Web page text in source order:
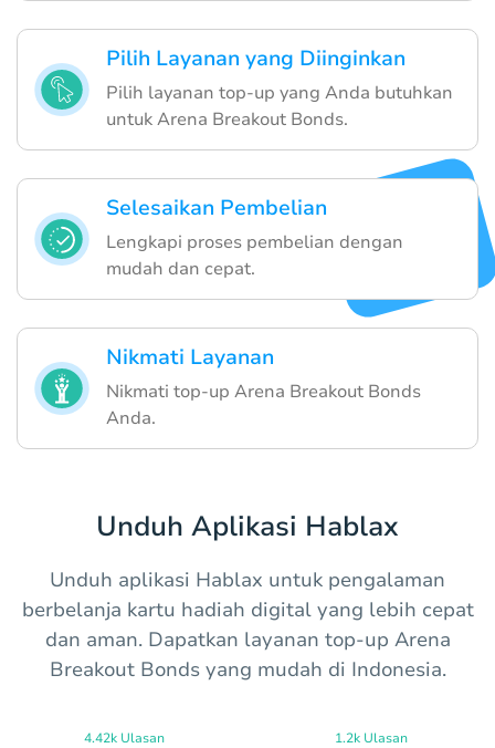
Pilih Layanan yang Diinginkan
Pilih layanan top-up yang Anda butuhkan
untuk Arena Breakout Bonds.
Selesaikan Pembelian
Lengkapi proses pembelian dengan
mudah dan cepat.
Nikmati Layanan
Nikmati top-up Arena Breakout Bonds
Anda.
Unduh Aplikasi Hablax
Unduh aplikasi Hablax untuk pengalaman
berbelanja kartu hadiah digital yang lebih cepat
dan aman. Dapatkan layanan top-up Arena
Breakout Bonds yang mudah di Indonesia.
4.42k Ulasan 1.2k Ulasan